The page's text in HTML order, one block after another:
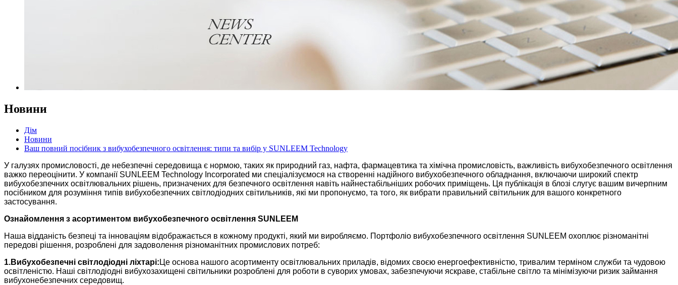
Новини
Дім
Новини
Ваш повний посібник з вибухобезпечного освітлення: типи та вибір у SUNLEEM Technology
У галузях промисловості, де небезпечні середовища є нормою, таких як природний газ, нафта, фармацевтика та хімічна промисловість, важливість вибухобезпечного освітлення
важко переоцінити. У компанії SUNLEEM Technology Incorporated ми спеціалізуємося на створенні надійного вибухобезпечного обладнання, включаючи широкий спектр
вибухобезпечних освітлювальних рішень, призначених для безпечного освітлення навіть найнестабільніших робочих приміщень. Ця публікація в блозі слугує вашим вичерпним
посібником для розуміння типів вибухобезпечних світлодіодних світильників, які ми пропонуємо, та того, як вибрати правильний світильник для вашого конкретного
застосування.
Ознайомлення з асортиментом вибухобезпечного освітлення SUNLEEM
Наша відданість безпеці та інноваціям відображається в кожному продукті, який ми виробляємо. Портфоліо вибухобезпечного освітлення SUNLEEM охоплює різноманітні
передові рішення, розроблені для задоволення різноманітних промислових потреб:
1.Вибухобезпечні світлодіодні ліхтарі: Це основа нашого асортименту освітлювальних приладів, відомих своєю енергоефективністю, тривалим терміном служби та чудовою
освітленістю. Наші світлодіодні вибухозахищені світильники розроблені для роботи в суворих умовах, забезпечуючи яскраве, стабільне світло та мінімізуючи ризик займання
вибухонебезпечних середовищ.